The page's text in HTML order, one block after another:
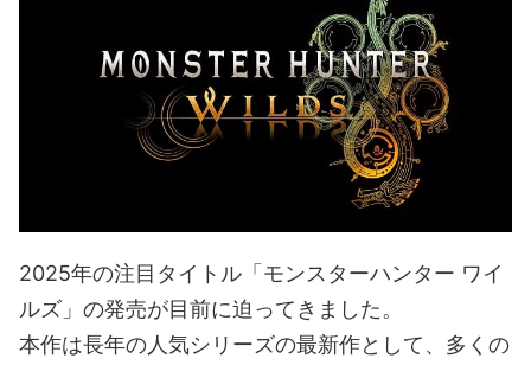
2025年の注目タイトル「モンスターハンター ワイ
ルズ」の発売が目前に迫ってきました。
本作は長年の人気シリーズの最新作として、多くの